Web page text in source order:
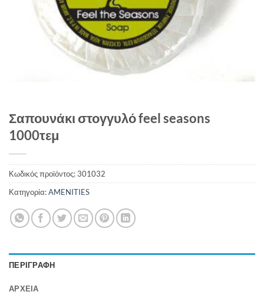
Σαπουνάκι στογγυλό feel seasons
1000τεμ
Κωδικός προϊόντος:301032
Κατηγορία:AMENITIES
ΠΕΡΙΓΡΑΦΉ
ΑΡΧΕΊΑ